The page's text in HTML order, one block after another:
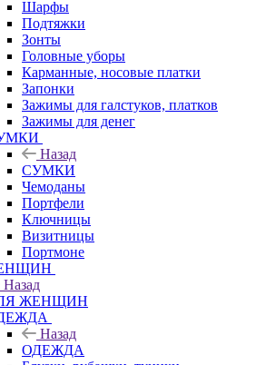
Шарфы
Подтяжки
Зонты
Головные уборы
Карманные, носовые платки
Запонки
Зажимы для галстуков, платков
Зажимы для денег
Назад
СУМКИ
Чемоданы
Портфели
Ключницы
Визитницы
Портмоне
Назад
ЖЕНЩИН
Назад
ОДЕЖДА